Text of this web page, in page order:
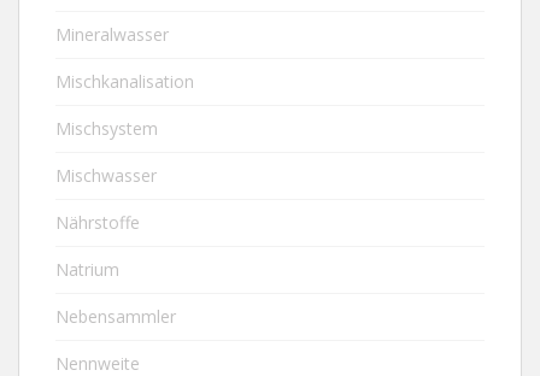
Mineralwasser
Mischkanalisation
Mischsystem
Mischwasser
Nährstoffe
Natrium
Nebensammler
Nennweite